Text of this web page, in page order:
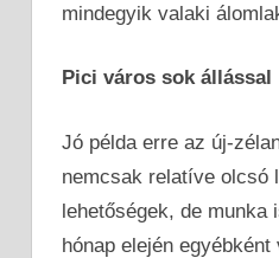
mindegyik valaki
Pici város sok állással
Jó példa erre az új-
nemcsak relatíve olcsó
lehetőségek, de munka
hónap elején